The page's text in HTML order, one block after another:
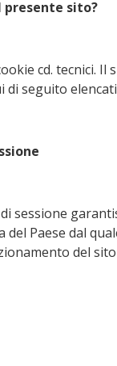
sito?
cd. tecnici.
di seguito
sessione
Paese dal
del